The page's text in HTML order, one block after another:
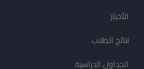
الأخبار
نتائج الطلاب
الجداول الدراسية